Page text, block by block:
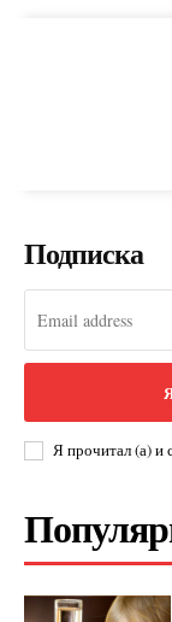
Подписка
Я прочитал (а) и